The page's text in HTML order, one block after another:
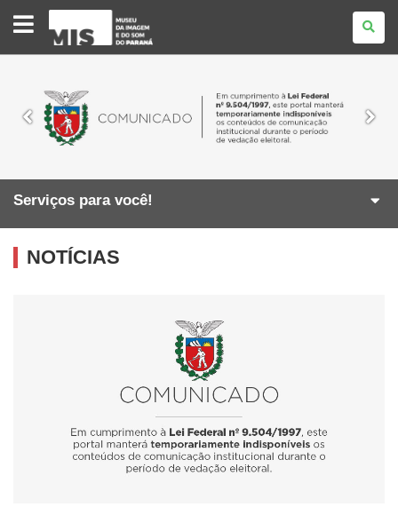
MUSEU
DA
IMAGEM
E
Serviços para você!
NOTÍCIAS